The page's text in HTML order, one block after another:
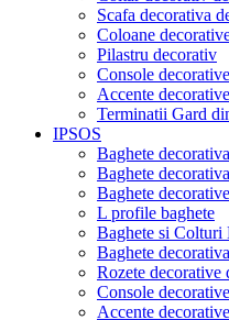
Scafa decorativa
Coloane
Pilastru decorativ
Console decorative
Accente decorative
Terminatii Gard
IPSOS
Baghete
Baghete
Baghete
L profile baghete
Baghete si Colturi
Baghete
Rozete decorative
Console
Accente